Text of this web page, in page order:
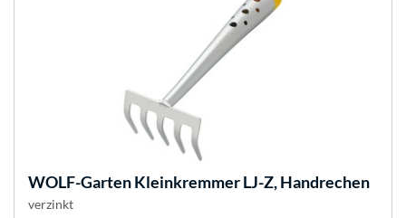
WOLF-GartenKleinkremmer LJ-Z, Handrechen
verzinkt